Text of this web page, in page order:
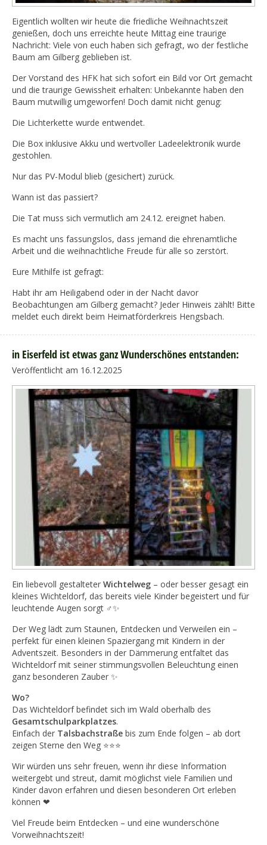
Eigentlich wollten wir heute die friedliche Weihnachtszeit
genießen, doch uns erreichte heute Mittag eine traurige
Nachricht: Viele von euch haben sich gefragt, wo der festliche
Baum am Gilberg geblieben ist.
​Der Vorstand des HFK hat sich sofort ein Bild vor Ort gemacht
und die traurige Gewissheit erhalten: Unbekannte haben den
Baum mutwillig umgeworfen! Doch damit nicht genug:
​Die Lichterkette wurde entwendet.
​Die Box inklusive Akku und wertvoller Ladeelektronik wurde
gestohlen.
​Nur das PV-Modul blieb (gesichert) zurück.
​Wann ist das passiert?
Die Tat muss sich vermutlich am 24.12. ereignet haben.
​Es macht uns fassungslos, dass jemand die ehrenamtliche
Arbeit und die weihnachtliche Freude für alle so zerstört.
​Eure Mithilfe ist gefragt:
Habt ihr am Heiligabend oder in der Nacht davor
Beobachtungen am Gilberg gemacht? Jeder Hinweis zählt! Bitte
meldet euch direkt beim Heimatförderkreis Hengsbach.
in Eiserfeld ist etwas ganz Wunderschönes entstanden:
Veröffentlicht am 16.12.2025
Ein liebevoll gestalteter Wichtelweg – oder besser gesagt ein
kleines Wichteldorf, das bereits viele Kinder begeistert und für
leuchtende Augen sorgt ‍♂✨
Der Weg lädt zum Staunen, Entdecken und Verweilen ein –
perfekt für einen kleinen Spaziergang mit Kindern in der
Adventszeit. Besonders in der Dämmerung entfaltet das
Wichteldorf mit seiner stimmungsvollen Beleuchtung einen
ganz besonderen Zauber ✨
Wo?
Das Wichteldorf befindet sich im Wald oberhalb des
Gesamtschulparkplatzes.
Einfach der Talsbachstraße bis zum Ende folgen – ab dort
zeigen Sterne den Weg ⭐⭐⭐
Wir würden uns sehr freuen, wenn ihr diese Information
weitergebt und streut, damit möglichst viele Familien und
Kinder davon erfahren und diesen besonderen Ort erleben
können ❤
Viel Freude beim Entdecken – und eine wunderschöne
Vorweihnachtszeit!